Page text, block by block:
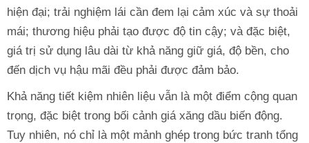
hiện đại; trải nghiệm lái cần đem lại cảm xúc và sự thoải
mái; thương hiệu phải tạo được độ tin cậy; và đặc biệt,
giá trị sử dụng lâu dài từ khả năng giữ giá, độ bền, cho
đến dịch vụ hậu mãi đều phải được đảm bảo.
Khả năng tiết kiệm nhiên liệu vẫn là một điểm cộng quan
trọng, đặc biệt trong bối cảnh giá xăng dầu biến động.
Tuy nhiên, nó chỉ là một mảnh ghép trong bức tranh tổng